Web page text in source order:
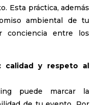
Esta práctica, además
ambiental de tu
conciencia entre los
calidad y respeto al
puede marcar la